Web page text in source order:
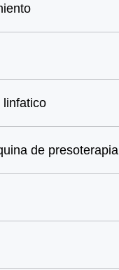
linfatico
de presoterapia